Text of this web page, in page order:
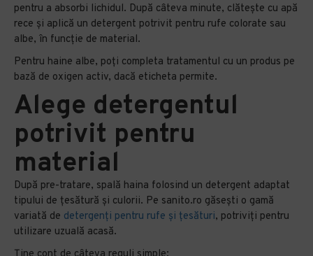
pentru a absorbi lichidul. După câteva minute, clătește cu apă
rece și aplică un detergent potrivit pentru rufe colorate sau
albe, în funcție de material.
Pentru haine albe, poți completa tratamentul cu un produs pe
bază de oxigen activ, dacă eticheta permite.
Alege detergentul
potrivit pentru
material
După pre-tratare, spală haina folosind un detergent adaptat
tipului de țesătură și culorii. Pe sanito.ro găsești o gamă
variată de detergenți pentru rufe și țesături, potriviți pentru
utilizare uzuală acasă.